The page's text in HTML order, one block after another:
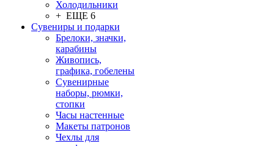
Холодильники
+ ЕЩЕ 6
Сувениры и подарки
Брелоки, значки,
карабины
Живопись,
графика, гобелены
Сувенирные
наборы, рюмки,
стопки
Часы настенные
Макеты патронов
Чехлы для